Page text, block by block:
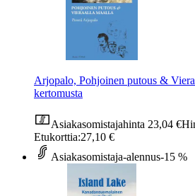
Arjopalo, Pohjoinen putous &
kertomusta
Asiakasomistajahinta 23,04 €
Etukorttia:27,10 €
Asiakasomistaja-alennus-15 %